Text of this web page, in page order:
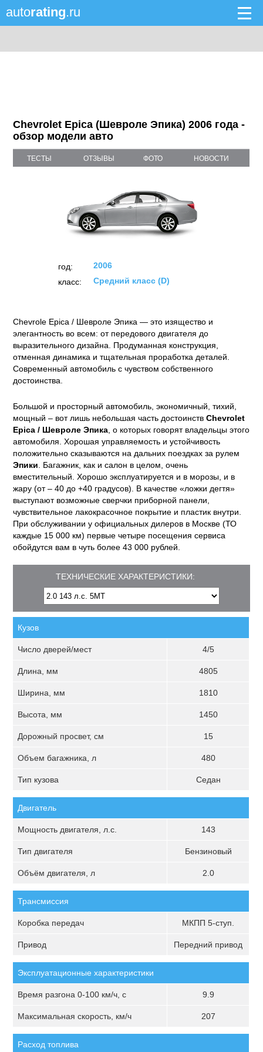
autorating.ru
Chevrolet Epica (Шевроле Эпика) 2006 года -
обзор модели авто
ТЕСТЫ ОТЗЫВЫ ФОТО НОВОСТИ
год:
2006
класс:
Средний класс (D)
Chevrole Epica / Шевроле Эпика — это изящество и
элегантность во всем: от передового двигателя до
выразительного дизайна. Продуманная конструкция,
отменная динамика и тщательная проработка деталей.
Современный автомобиль с чувством собственного
достоинства.
Большой и просторный автомобиль, экономичный, тихий,
мощный – вот лишь небольшая часть достоинствChevrolet
Epica / Шевроле Эпика , о которых говорят владельцы этого
автомобиля. Хорошая управляемость и устойчивость
положительно сказываются на дальних поездках за рулем
Эпики . Багажник, как и салон в целом, очень
вместительный. Хорошо эксплуатируется и в морозы, и в
жару (от – 40 до +40 градусов). В качестве «ложки дегтя»
выступают возможные сверчки приборной панели,
чувствительное лакокрасочное покрытие и пластик внутри.
При обслуживании у официальных дилеров в Москве (ТО
каждые 15 000 км) первые четыре посещения сервиса
обойдутся вам в чуть более 43 000 рублей.
ТЕХНИЧЕСКИЕ ХАРАКТЕРИСТИКИ:
Кузов
Число дверей/мест 4/5
Длина, мм 4805
Ширина, мм 1810
Высота, мм 1450
Дорожный просвет, см 15
Объем багажника, л 480
Тип кузова Седан
Двигатель
Мощность двигателя, л.с. 143
Тип двигателя Бензиновый
Объём двигателя, л 2.0
Трансмиссия
Коробка передач МКПП 5-ступ.
Привод Передний привод
Эксплуатационные характеристики
Время разгона 0-100 км/ч, с 9.9
Максимальная скорость, км/ч 207
Расход топлива